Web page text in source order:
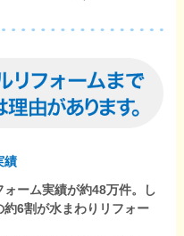
績
ォーム実績が約48万件。し
約6割が水まわりリフォー